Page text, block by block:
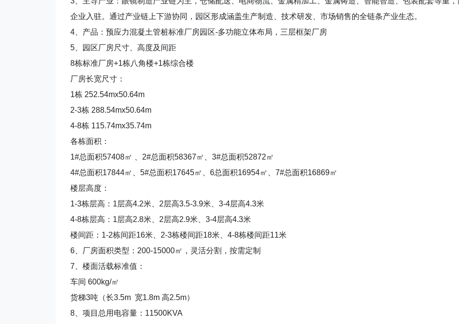
企业入驻。通过产业链上下游协同，园区形成涵盖生产制造、技术研发、市场销售的全链条产业生态。
4、产品：预应力混凝土管桩标准厂房园区-多功能立体布局，三层框架厂房
5、园区厂房尺寸、高度及间距
8栋标准厂房+1栋八角楼+1栋综合楼
厂房长宽尺寸：
1栋 252.54mx50.64m
2-3栋 288.54mx50.64m
4-8栋 115.74mx35.74m
各栋面积：
1#总面积57408㎡ 、2#总面积58367㎡、3#总面积52872㎡
4#总面积17844㎡、5#总面积17645㎡、6总面积16954㎡、7#总面积16869㎡
楼层高度：
1-3栋层高：1层高4.2米、2层高3.5-3.9米、3-4层高4.3米
4-8栋层高：1层高2.8米、2层高2.9米、3-4层高4.3米
楼间距：1-2栋间距16米、2-3栋楼间距18米、4-8栋楼间距11米
6、厂房面积类型：200-15000㎡，灵活分割，按需定制
7、楼面活载标准值：
车间 600kg/㎡
货梯3吨（长3.5m 宽1.8m 高2.5m）
8、项目总用电容量：11500KVA